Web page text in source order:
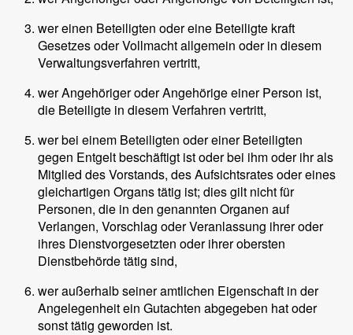
wer einen Beteiligten oder eine Beteiligte kraft
Gesetzes oder Vollmacht allgemein oder in diesem
Verwaltungsverfahren vertritt,
wer Angehöriger oder Angehörige einer Person ist,
die Beteiligte in diesem Verfahren vertritt,
wer bei einem Beteiligten oder einer Beteiligten
gegen Entgelt beschäftigt ist oder bei ihm oder ihr als
Mitglied des Vorstands, des Aufsichtsrates oder eines
gleichartigen Organs tätig ist; dies gilt nicht für
Personen, die in den genannten Organen auf
Verlangen, Vorschlag oder Veranlassung ihrer oder
ihres Dienstvorgesetzten oder ihrer obersten
Dienstbehörde tätig sind,
wer außerhalb seiner amtlichen Eigenschaft in der
Angelegenheit ein Gutachten abgegeben hat oder
sonst tätig geworden ist.